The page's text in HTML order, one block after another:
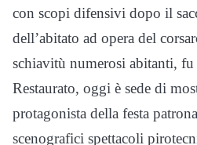
con scopi difensivi dopo il
dell’abitato ad opera del
schiavitù numerosi abitanti,
Restaurato, oggi è sede di
protagonista della festa
scenografici spettacoli